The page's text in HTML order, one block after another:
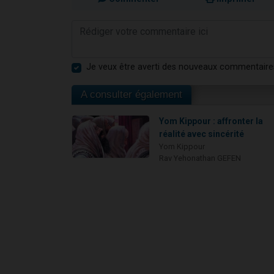
Je veux être averti des nouveaux
A consulter également
Yom Kippour : affronter la
réalité avec sincérité